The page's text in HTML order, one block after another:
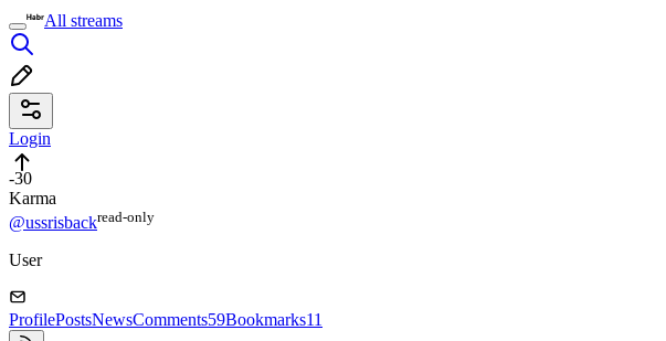
All streams
Login
-30
Karma
@ussrisbackread⁠-⁠only
User
ProfilePostsNewsComments59Bookmarks11